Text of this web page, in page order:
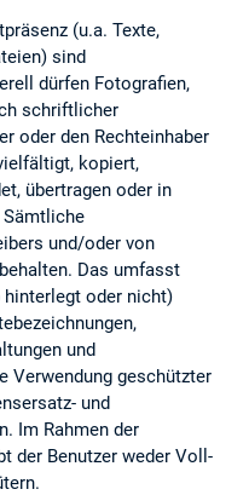
(u.a. Texte,
sind
dürfen Fotografien,
schriftlicher
oder den Rechteinhaber
kopiert,
übertragen oder in
und/oder von
Das umfasst
oder nicht)
und
Verwendung geschützter
und
Im Rahmen der
der Benutzer weder Voll-